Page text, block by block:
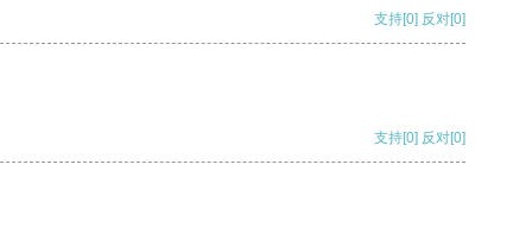
支持[0] 反对[0]
支持[0] 反对[0]